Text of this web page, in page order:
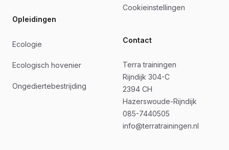
Opleidingen
Ecologie
Ecologisch hovenier
Ongediertebestrijding
Cookieinstellingen
Contact
Terra trainingen
Rijndijk 304-C
2394 CH
Hazerswoude-Rijndijk
085-7440505
info@terratrainingen.nl